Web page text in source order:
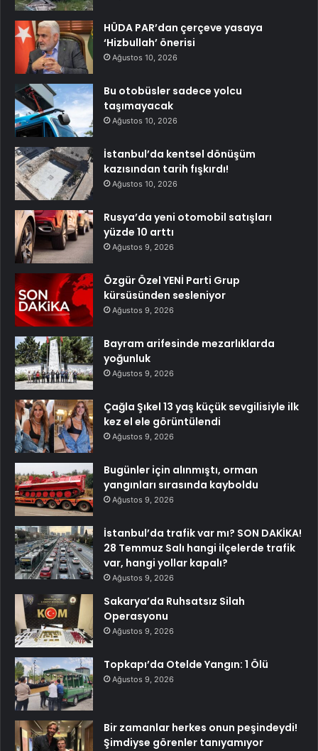
HÜDA PAR’dan çerçeve yasaya
‘Hizbullah’ önerisi
Ağustos 10, 2026
Bu otobüsler sadece yolcu
taşımayacak
Ağustos 10, 2026
İstanbul’da kentsel dönüşüm
kazısından tarih fışkırdı!
Ağustos 10, 2026
Rusya’da yeni otomobil satışları
yüzde 10 arttı
Ağustos 9, 2026
Özgür Özel YENİ Parti Grup
kürsüsünden sesleniyor
Ağustos 9, 2026
Bayram arifesinde mezarlıklarda
yoğunluk
Ağustos 9, 2026
Çağla Şıkel 13 yaş küçük sevgilisiyle ilk
kez el ele görüntülendi
Ağustos 9, 2026
Bugünler için alınmıştı, orman
yangınları sırasında kayboldu
Ağustos 9, 2026
İstanbul’da trafik var mı? SON DAKİKA!
28 Temmuz Salı hangi ilçelerde trafik
var, hangi yollar kapalı?
Ağustos 9, 2026
Sakarya’da Ruhsatsız Silah
Operasyonu
Ağustos 9, 2026
Topkapı’da Otelde Yangın: 1 Ölü
Ağustos 9, 2026
Bir zamanlar herkes onun peşindeydi!
Şimdiyse görenler tanıyamıyor